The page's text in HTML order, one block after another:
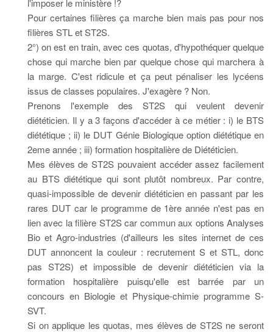
l'imposer le ministère !?
Pour certaines filières ça marche bien mais pas pour nos
filières STL et ST2S.
2°) on est en train, avec ces quotas, d'hypothéquer quelque
chose qui marche bien par quelque chose qui marchera à
la marge. C'est ridicule et ça peut pénaliser les lycéens
issus de classes populaires. J'exagère ? Non.
Prenons l'exemple des ST2S qui veulent devenir
diététicien. Il y a 3 façons d'accéder à ce métier : i) le BTS
diététique ; ii) le DUT Génie Biologique option diététique en
2eme année ; iii) formation hospitalière de Diététicien.
Mes élèves de ST2S pouvaient accéder assez facilement
au BTS diététique qui sont plutôt nombreux. Par contre,
quasi-impossible de devenir diététicien en passant par les
rares DUT car le programme de 1ère année n'est pas en
lien avec la filière ST2S car commun aux options Analyses
Bio et Agro-industries (d'ailleurs les sites internet de ces
DUT annoncent la couleur : recrutement S et STL, donc
pas ST2S) et impossible de devenir diététicien via la
formation hospitalière puisqu'elle est barrée par un
concours en Biologie et Physique-chimie programme S-
SVT.
Si on applique les quotas, mes élèves de ST2S ne seront